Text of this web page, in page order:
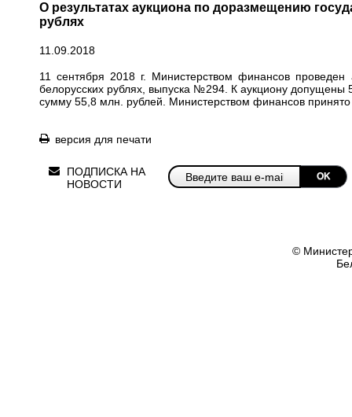
О результатах аукциона по доразмещению
рублях
11.09.2018
11 сентября 2018 г. Министерством финансов
белорусских рублях, выпуска №294. К аукциону допущены
сумму 55,8 млн. рублей. Министерством финансов
версия для печати
ПОДПИСКА НА
НОВОСТИ
OK
©